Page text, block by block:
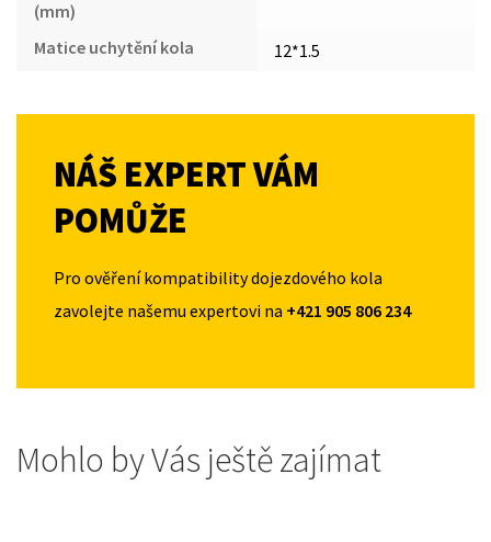
(mm)
Matice uchytění kola
12*1.5
NÁŠ EXPERT VÁM
POMŮŽE
Pro ověření kompatibility dojezdového kola
zavolejte našemu expertovi na +421 905 806 234
Mohlo by Vás ještě zajímat